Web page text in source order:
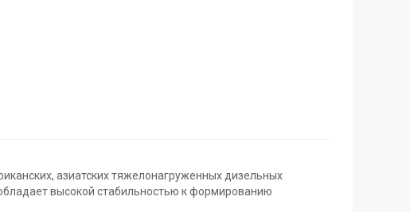
азиатских тяжелонагруженных дизельных
высокой стабильностью к формированию